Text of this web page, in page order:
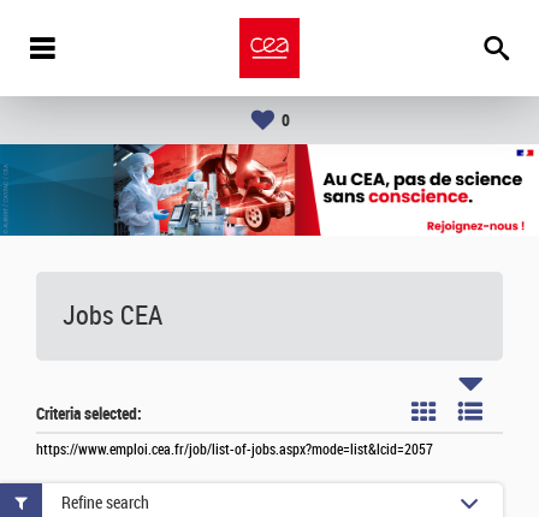
0
Jobs CEA
Criteria selected:
https://www.emploi.cea.fr/job/list-of-jobs.aspx?mode=list&lcid=2057
Refine search